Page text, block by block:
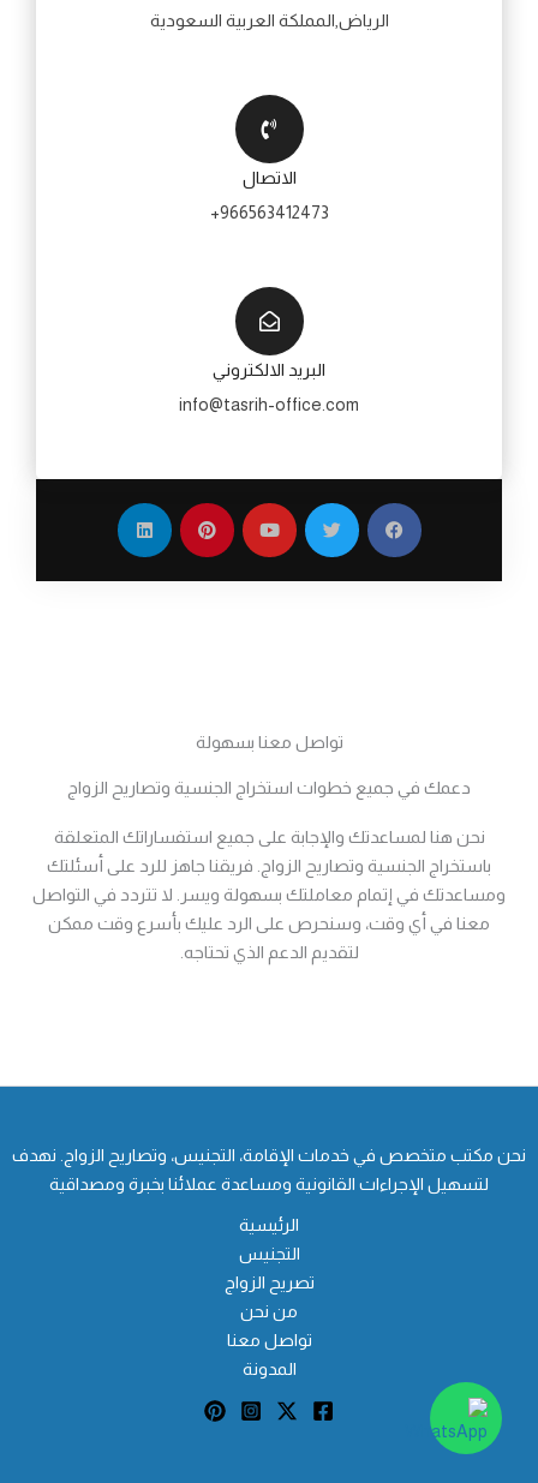
a
c
e
b
o
w
i
t
t
e
o
u
t
u
b
i
n
t
e
r
i
n
k
e
d
الرياض,المملكة العربية السعودية
الاتصال
966563412473+
البريد الالكتروني
info@tasrih-office.com
تواصل معنا بسهولة
دعمك في جميع خطوات استخراج الجنسية وتصاريح الزواج
نحن هنا لمساعدتك والإجابة على جميع استفساراتك المتعلقة
باستخراج الجنسية وتصاريح الزواج. فريقنا جاهز للرد على أسئلتك
ومساعدتك في إتمام معاملتك بسهولة ويسر. لا تتردد في التواصل
معنا في أي وقت، وسنحرص على الرد عليك بأسرع وقت ممكن
لتقديم الدعم الذي تحتاجه.
نحن مكتب متخصص في خدمات الإقامة، التجنيس، وتصاريح الزواج. نهدف
لتسهيل الإجراءات القانونية ومساعدة عملائنا بخبرة ومصداقية
الرئيسية
التجنيس
تصريح الزواج
من نحن
تواصل معنا
المدونة